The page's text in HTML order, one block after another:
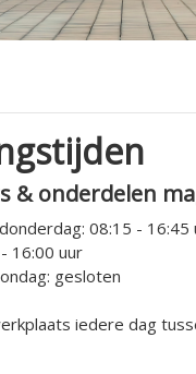
& onderdelen
08:15 - 16:45
16:00 uur
gesloten
iedere dag